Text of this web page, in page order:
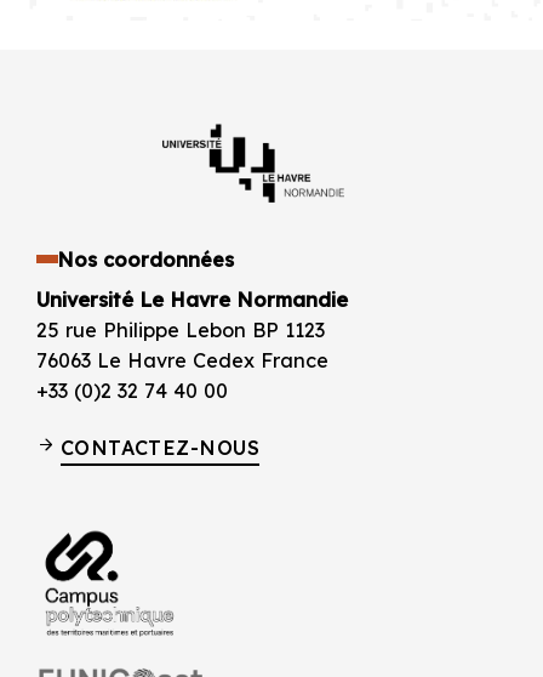
Nos coordonnées
Université Le Havre Normandie
25 rue Philippe Lebon BP 1123
76063 Le Havre Cedex France
+33 (0)2 32 74 40 00
CONTACTEZ-NOUS